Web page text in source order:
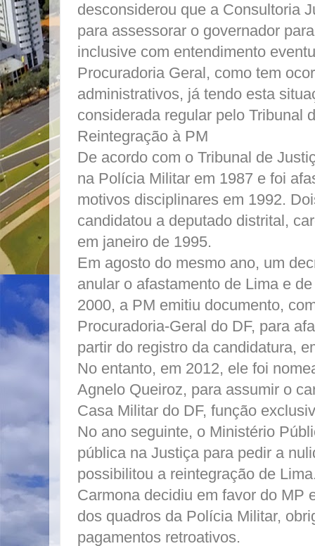
desconsiderou que a Consultoria
para assessorar o governador
inclusive com entendimento
Procuradoria Geral, como tem
administrativos, já tendo esta
considerada regular pelo Tribunal
Reintegração à PM
De acordo com o Tribunal de
na Polícia Militar em 1987 e foi
motivos disciplinares em 1992.
candidatou a deputado distrital,
em janeiro de 1995.
Em agosto do mesmo ano, um
anular o afastamento de Lima e
2000, a PM emitiu documento,
Procuradoria-Geral do DF, para
partir do registro da candidatura,
No entanto, em 2012, ele foi
Agnelo Queiroz, para assumir o
Casa Militar do DF, função
No ano seguinte, o Ministério
pública na Justiça para pedir a
possibilitou a reintegração de
Carmona decidiu em favor do MP
dos quadros da Polícia Militar,
pagamentos retroativos.